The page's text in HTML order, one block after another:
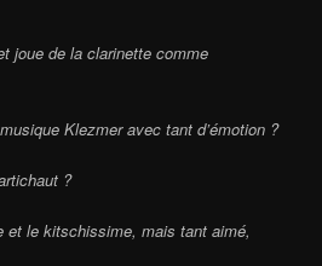
joue de la clarinette comme
Klezmer avec tant d’émotion ?
?
et le kitschissime, mais tant aimé,